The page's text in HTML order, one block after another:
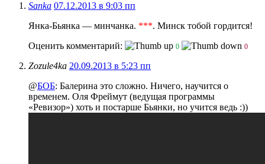
Sanka 07.12.2013 в 9:03 пп
Янка-Бьянка — минчанка. ***. Минск тобой гордится!
Оценить комментарий:
0 0
Zozule4ka 20.09.2013 в 5:23 пп
@БОБ: Балерина это сложно. Ничего, научится о
временем. Оля Фреймут (ведущая программы
«Ревизор») хоть и постарше Бьянки, но учится ведь :))